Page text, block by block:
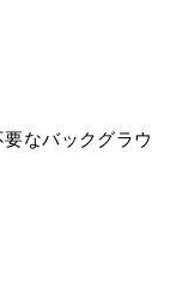
なバックグラウ